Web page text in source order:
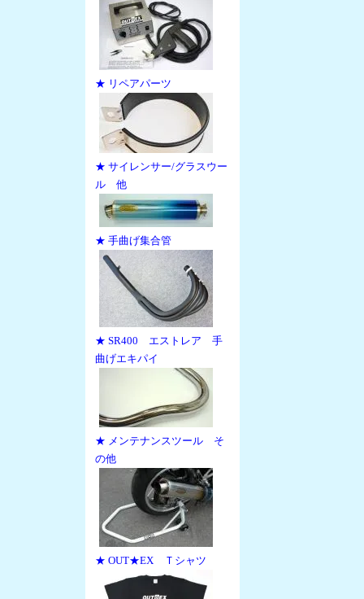
★ リペアパーツ
★ サイレンサー/グラスウー
ル 他
★ 手曲げ集合管
★ SR400 エストレア 手
曲げエキパイ
★ メンテナンスツール そ
の他
★ OUT★EX Ｔシャツ